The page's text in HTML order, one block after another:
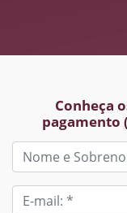
Conheça
pagamento